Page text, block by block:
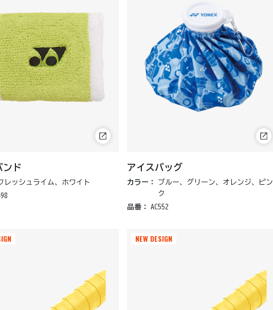
ンド
レッシュライム、ホワイト
アイスバッグ
カラー：
ブルー、グリーン、オレンジ、ピン
ク
品番：
AC552
NEW DESIGN
NEW DESIGN